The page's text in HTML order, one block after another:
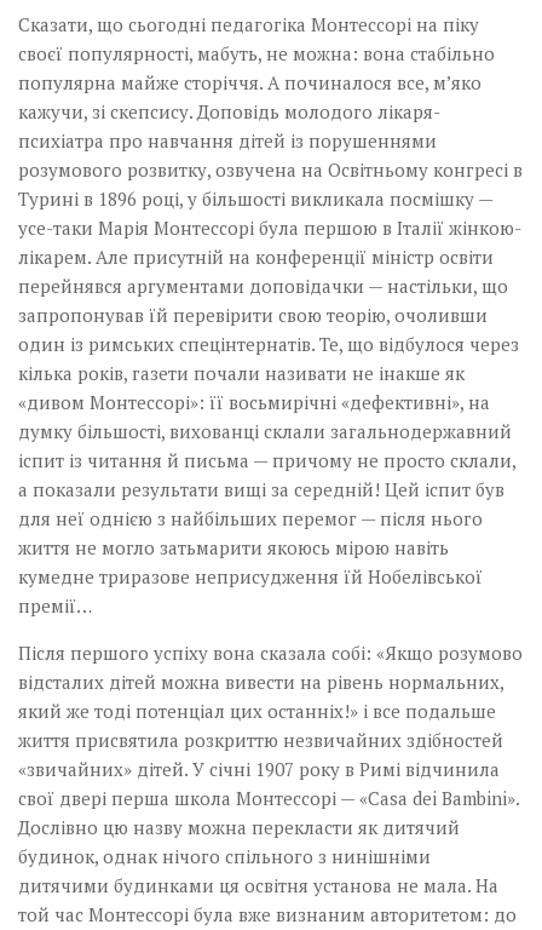
Сказати, що сьогодні педагогіка Монтессорі на піку
своєї популярності, мабуть, не можна: вона стабільно
популярна майже сторіччя. А починалося все, м’яко
кажучи, зі скепсису. Доповідь молодого лікаря-
психіатра про навчання дітей із порушеннями
розумового розвитку, озвучена на Освітньому конгресі в
Турині в 1896 році, у більшості викликала посмішку —
усе-таки Марія Монтессорі була першою в Італії жінкою-
лікарем. Але присутній на конференції міністр освіти
перейнявся аргументами доповідачки — настільки, що
запропонував їй перевірити свою теорію, очоливши
один із римських спецінтернатів. Те, що відбулося через
кілька років, газети почали називати не інакше як
«дивом Монтессорі»: її восьмирічні «дефективні», на
думку більшості, вихованці склали загальнодержавний
іспит із читання й письма — причому не просто склали,
а показали результати вищі за середній! Цей іспит був
для неї однією з найбільших перемог — після нього
життя не могло затьмарити якоюсь мірою навіть
кумедне триразове неприсудження їй Нобелівської
премії…
Після першого успіху вона сказала собі: «Якщо розумово
відсталих дітей можна вивести на рівень нормальних,
який же тоді потенціал цих останніх!» і все подальше
життя присвятила розкриттю незвичайних здібностей
«звичайних» дітей. У січні 1907 року в Римі відчинила
свої двері перша школа Монтессорі — «Casa dei Bambini».
Дослівно цю назву можна перекласти як дитячий
будинок, однак нічого спільного з нинішніми
дитячими будинками ця освітня установа не мала. На
той час Монтессорі була вже визнаним авторитетом: до